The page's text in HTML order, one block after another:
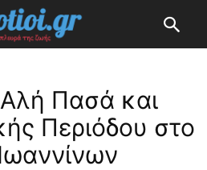
Πασά και
Περιόδου στο